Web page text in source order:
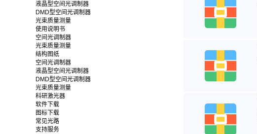
液晶型空间光调制器
DMD型空间光调制器
光束质量测量
使用说明书
空间光调制器
光束质量测量
结构图纸
空间光调制器
液晶型空间光调制器
DMD型空间光调制器
光束质量测量
科研激光器
软件下载
图标下载
常见光路
支持服务